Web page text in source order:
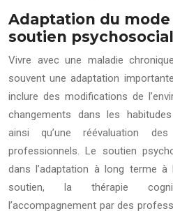
Adaptation du
soutien psychosocial
Vivre avec une maladie
souvent une adaptation
inclure des modifications de
changements dans les
ainsi qu’une réévaluation
professionnels. Le soutien
dans l’adaptation à long terme
soutien, la thérapie
l’accompagnement par des